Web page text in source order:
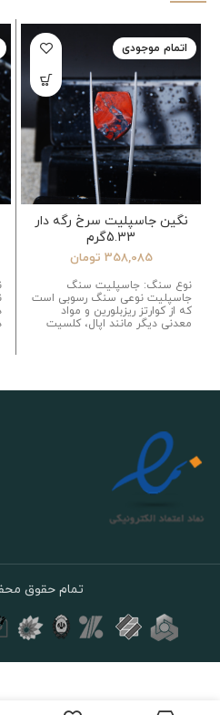
اتمام موجودی
نگین جاسپلیت سرخ رگه دار
5.33گرم
358,085 تومان
نوع سنگ: جاسپلیت سنگ
جاسپلیت نوعی سنگ رسوبی است
که از کوارتز ریزبلورین و مواد
معدنی دیگر مانند اپال، کلسیت
تمام حقوق
گردنبند